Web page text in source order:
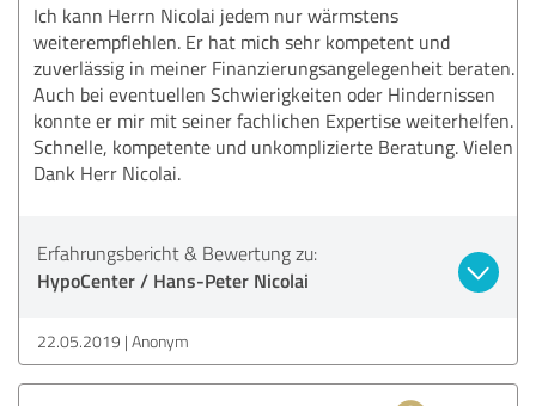
Ich kann Herrn Nicolai jedem nur wärmstens
weiterempflehlen. Er hat mich sehr kompetent und
zuverlässig in meiner Finanzierungsangelegenheit beraten.
Auch bei eventuellen Schwierigkeiten oder Hindernissen
konnte er mir mit seiner fachlichen Expertise weiterhelfen.
Schnelle, kompetente und unkomplizierte Beratung. Vielen
Dank Herr Nicolai.
Erfahrungsbericht & Bewertung zu:
HypoCenter / Hans-Peter Nicolai
22.05.2019 Anonym